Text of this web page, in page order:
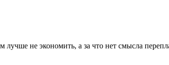
не экономить, а за что нет смысла